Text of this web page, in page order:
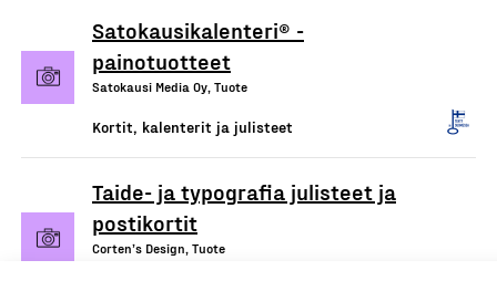
Satokausikalenteri® -
painotuotteet
Satokausi Media Oy, Tuote
Kortit, kalenterit ja julisteet
Taide- ja typografia julisteet ja
postikortit
Corten’s Design, Tuote